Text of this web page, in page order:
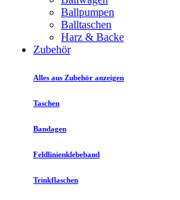
Ballpumpen
Balltaschen
Harz & Backe
Zubehör
Alles aus Zubehör anzeigen
Taschen
Bandagen
Feldlinienklebeband
Trinkflaschen